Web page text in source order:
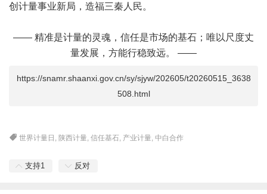
创计量事业新局，造福三秦人民。
—— 精准是计量的灵魂，信任是市场的基石；唯以尺度丈
量发展，方能行稳致远。
——
https://snamr.shaanxi.gov.cn/sy/sjyw/202605/t20260515_3638
508.html
世界计量日 , 陕西计量,信任基石, 产业计量,中白合作
支持1 反对